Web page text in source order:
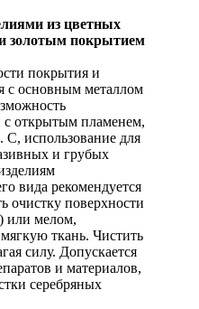
из цветных
золотым покрытием
покрытия и
с основным металлом
с открытым пламенем,
С, использование для
и грубых
вида рекомендуется
очистку поверхности
или мелом,
ткань. Чистить
силу. Допускается
и материалов,
серебряных